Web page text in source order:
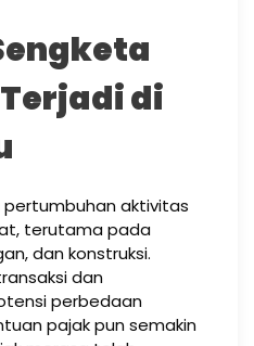
di
aktivitas
terutama pada
dan konstruksi.
dan
perbedaan
pajak pun semakin